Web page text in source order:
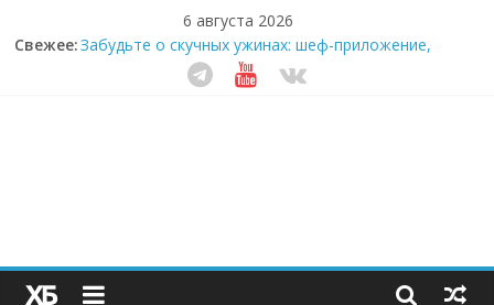
6 августа 2026
Свежее:
Секрет супергидратации: почему кокосовая вода с
пребиотиками становится главным трендом
здорового питания
Как простая наклейка заставляет миллионы людей
не забывать о самом важном креме этим летом